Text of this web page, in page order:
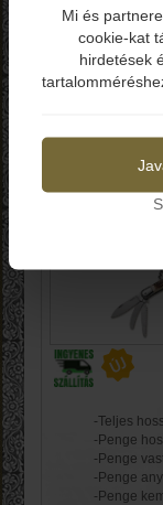
-Teljes
-Penge
-Penge
-Markolat:
-
-Teljes
-Penge
-Penge
-Penge
-Penge
Mi és
cookie-kat
hirdetések